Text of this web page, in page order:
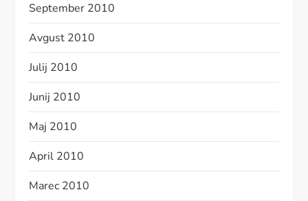
September 2010
Avgust 2010
Julij 2010
Junij 2010
Maj 2010
April 2010
Marec 2010